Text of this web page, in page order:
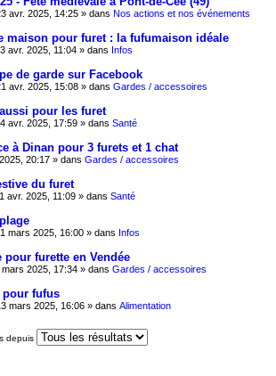
avr. 2025, 14:25 » dans Nos actions et nos événements
maison pour furet : la fufumaison idéale
avr. 2025, 11:04 » dans Infos
de garde sur Facebook
avr. 2025, 15:08 » dans Gardes / accessoires
pour les furet
avr. 2025, 17:59 » dans Santé
à Dinan pour 3 furets et 1 chat
20:17 » dans Gardes / accessoires
du furet
avr. 2025, 11:09 » dans Santé
mars 2025, 16:00 » dans Infos
pour furette en Vendée
mars 2025, 17:34 » dans Gardes / accessoires
pour fufus
mars 2025, 16:06 » dans Alimentation
depuis